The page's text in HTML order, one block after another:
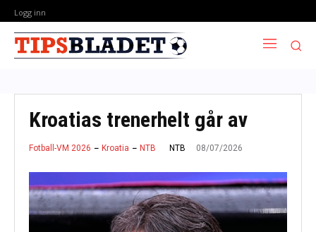
Logg inn
Kroatias trenerhelt går av
Fotball-VM 2026 Kroatia NTB NTB 08/07/2026